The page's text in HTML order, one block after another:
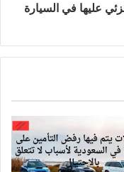
عليها في السيارة